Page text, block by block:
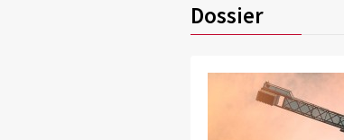
Dossier